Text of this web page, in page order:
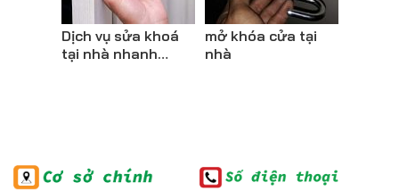
Dịch vụ sửa khoá
tại nhà nhanh
mở khóa cửa tại
nhà